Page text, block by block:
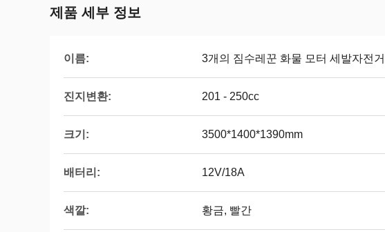
제품 세부 정보
이름: 3개의 짐수레꾼 화물 모터 세발자전거
진지변환: 201 - 250cc
크기: 3500*1400*1390mm
배터리: 12V/18A
색깔: 황금, 빨간